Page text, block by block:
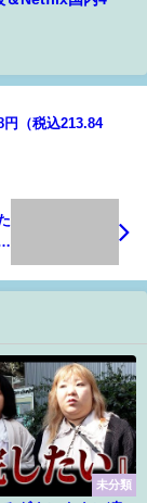
（税込213.84
未分類